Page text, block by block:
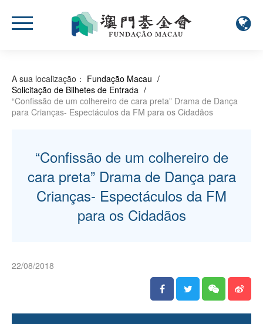
A sua localização： Fundação Macau /
Solicitação de Bilhetes de Entrada /
“Confissão de um colhereiro de cara preta” Drama de Dança
para Crianças- Espectáculos da FM para os Cidadãos
“Confissão de um colhereiro de
cara preta” Drama de Dança para
Crianças- Espectáculos da FM
para os Cidadãos
22/08/2018